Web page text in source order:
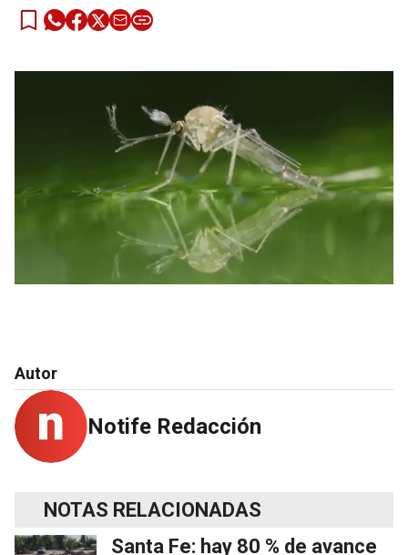
Autor
Notife Redacción
NOTAS RELACIONADAS
Santa Fe: hay 80 % de avance